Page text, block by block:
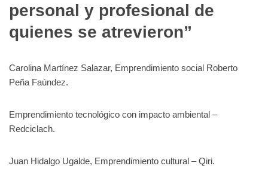
personal y profesional de
quienes se atrevieron”
Carolina Martínez Salazar, Emprendimiento social Roberto
Peña Faúndez.
Emprendimiento tecnológico con impacto ambiental –
Redciclach.
Juan Hidalgo Ugalde, Emprendimiento cultural – Qiri.